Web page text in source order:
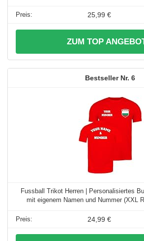
25,99 €
ZUM TOP
6
Fussball Trikot Herren | Personalisiertes
mit eigenem Namen und Nummer (XXL
24,99 €